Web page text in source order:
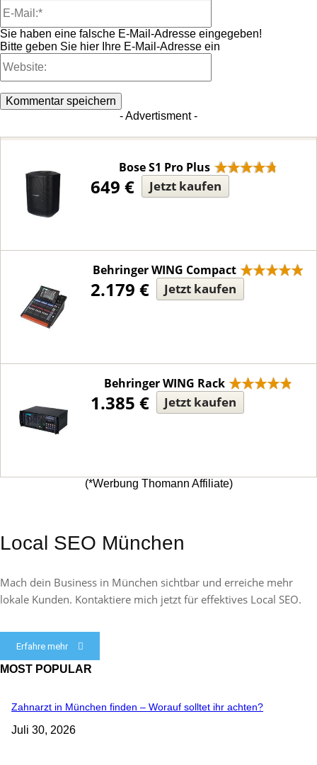
Sie haben eine falsche E-Mail-Adresse eingegeben!
Bitte geben Sie hier Ihre E-Mail-Adresse ein
- Advertisment -
Bose S1 Pro Plus
649 € Jetzt kaufen
Behringer WING Compact
2.179 € Jetzt kaufen
Behringer WING Rack
1.385 € Jetzt kaufen
(*Werbung Thomann Affiliate)
Local SEO München
Mach dein Business in München sichtbar und erreiche mehr
lokale Kunden. Kontaktiere mich jetzt für effektives Local SEO.
Erfahre mehr
MOST POPULAR
Zahnarzt in München finden – Worauf solltet ihr achten?
Juli 30, 2026